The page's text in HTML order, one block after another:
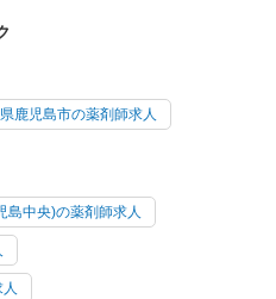
鹿児島市の薬剤師求人
島中央)の薬剤師求人